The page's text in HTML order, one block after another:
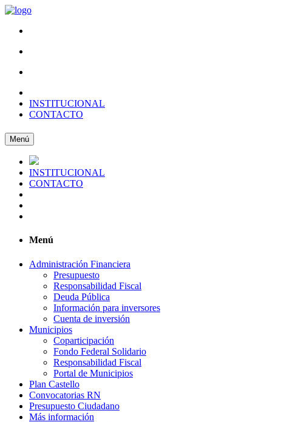
INSTITUCIONAL
CONTACTO
Menú
INSTITUCIONAL
CONTACTO
Menú
Administración Financiera
Presupuesto
Responsabilidad Fiscal
Deuda Pública
Información para inversores
Cuenta de inversión
Municipios
Coparticipación
Fondo Federal Solidario
Responsabilidad Fiscal
Portal de Municipios
Plan Castello
Convocatorias RN
Presupuesto Ciudadano
Más información